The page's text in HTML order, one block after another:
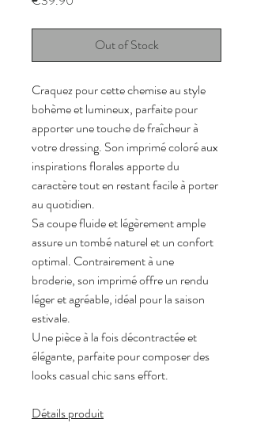
Out of Stock
Craquez pour cette chemise au style
bohème et lumineux, parfaite pour
apporter une touche de fraîcheur à
votre dressing. Son imprimé coloré aux
inspirations florales apporte du
caractère tout en restant facile à porter
au quotidien.
Sa coupe fluide et légèrement ample
assure un tombé naturel et un confort
optimal. Contrairement à une
broderie, son imprimé offre un rendu
léger et agréable, idéal pour la saison
estivale.
Une pièce à la fois décontractée et
élégante, parfaite pour composer des
looks casual chic sans effort.
Détails produit